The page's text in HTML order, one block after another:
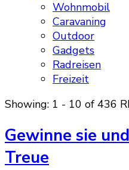
Wohnmobil
Caravaning
Outdoor
Gadgets
Radreisen
Freizeit
Showing: 1 - 10 of 436
Gewinne sie
Treue